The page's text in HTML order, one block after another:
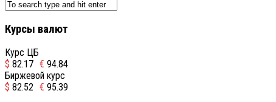
Курсы валют
Курс ЦБ
$ 82.17 € 94.84
Биржевой курс
$ 82.52 € 95.39